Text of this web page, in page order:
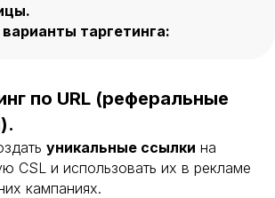
таргетинга:
по URL (реферальные
уникальные ссылки на
CSL и использовать их в рекламе
кампаниях.